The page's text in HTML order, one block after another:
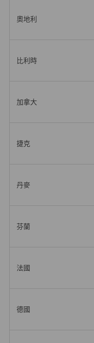
奧地利
比利時
加拿大
捷克
丹麥
芬蘭
法國
德國